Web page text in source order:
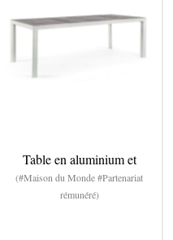
Table en aluminium et
(#Maison du Monde #Partenariat
rémunéré)